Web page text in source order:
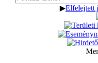
▶Elfelejtett